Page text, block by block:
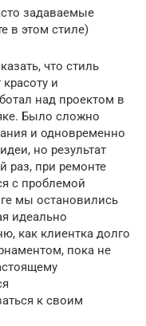
задаваемые
в этом стиле)
что стиль
и
над проектом в
Было сложно
и одновременно
но результат
раз, при ремонте
с проблемой
мы остановились
идеально
как клиентка долго
пока не
к своим